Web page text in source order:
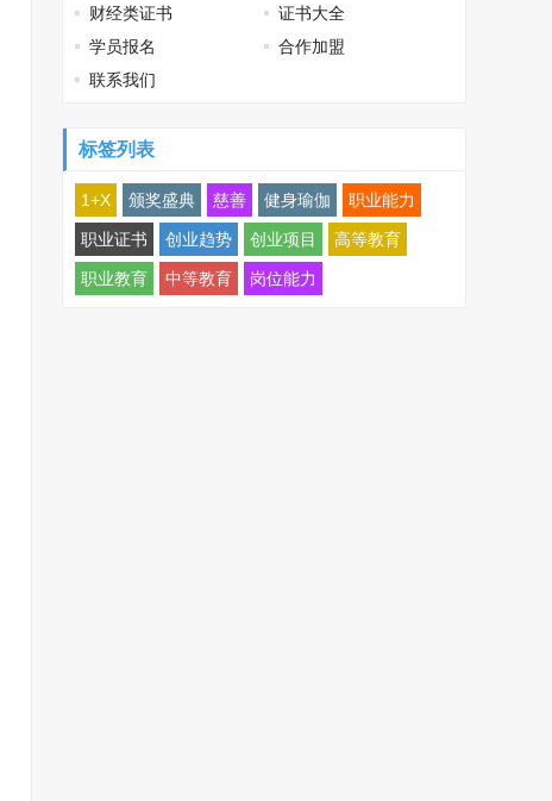
财经类证书
证书大全
学员报名
合作加盟
联系我们
标签列表
1+X 颁奖盛典 慈善 健身瑜伽 职业能力
职业证书 创业趋势 创业项目 高等教育
职业教育 中等教育 岗位能力